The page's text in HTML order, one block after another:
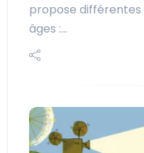
propose
âges :…